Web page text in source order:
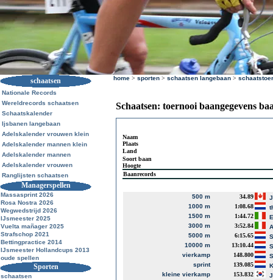
schaatsen
Nationale Records
Wereldrecords schaatsen
Schaatskalender
Ijsbanen langebaan
Adelskalender vrouwen klein
Adelskalender mannen klein
Adelskalender mannen
Adelskalender vrouwen
Ranglijsten schaatsen
Managerspellen
Massasprint 2026
Rosa Nostra 2026
Wegwedstrijd 2026
IJsmeester 2025
Vuelta mañager 2025
Strafschop 2021
Bettingpractice 2014
IJsmeester Hollandcups 2013
oude spellen
Sporten
schaatsen
home > sporten > schaatsen langebaan >
Schaatsen: toernooi baangegevens
Naam
Plaats
Land
Soort baan
Hoogte
Baanrecords
500 m 34.89
1000 m
1:08.68
1500 m
1:44.72
3000 m
3:52.84
5000 m
6:15.65
10000 m
13:10.44
vierkamp
148.800
sprint
139.085
kleine vierkamp
153.832